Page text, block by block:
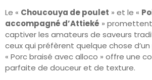
Le « Choucouya de poulet » et le «
accompagné d’Attieké »
captiver les amateurs de saveurs
ceux qui préfèrent quelque chose
« Porc braisé avec alloco » offre une
parfaite de douceur et de texture.